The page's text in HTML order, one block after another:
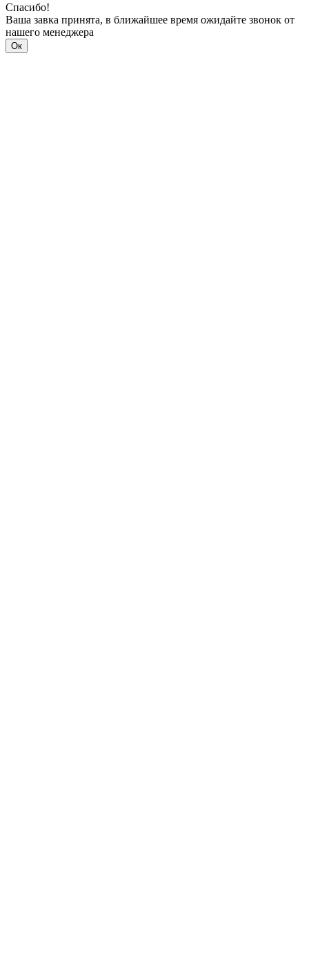
Спасибо!
Ваша завка принята, в ближайшее время ожидайте звонок от
нашего менеджера
Ок